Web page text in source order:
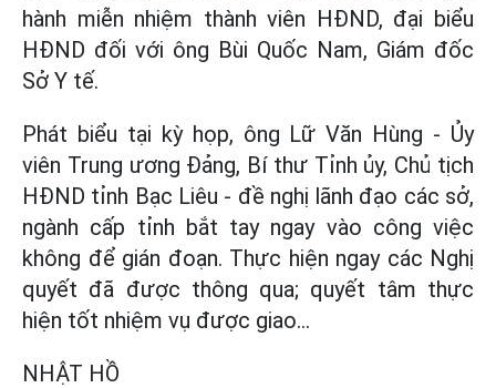
hành miễn nhiệm thành viên HĐND, đại biểu
HĐND đối với ông Bùi Quốc Nam, Giám đốc
Sở Y tế.
Phát biểu tại kỳ họp, ông Lữ Văn Hùng - Ủy
viên Trung ương Đảng, Bí thư Tỉnh ủy, Chủ tịch
HĐND tỉnh Bạc Liêu - đề nghị lãnh đạo các sở,
ngành cấp tỉnh bắt tay ngay vào công việc
không để gián đoạn. Thực hiện ngay các Nghị
quyết đã được thông qua; quyết tâm thực
hiện tốt nhiệm vụ được giao…
NHẬT HỒ